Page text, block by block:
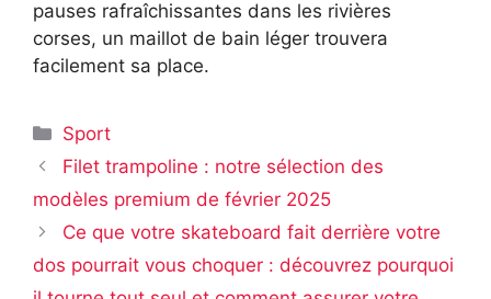
pauses rafraîchissantes dans les rivières
corses, un maillot de bain léger trouvera
facilement sa place.
Catégories
Sport
Filet trampoline : notre sélection des
modèles premium de février 2025
Ce que votre skateboard fait derrière votre
dos pourrait vous choquer : découvrez pourquoi